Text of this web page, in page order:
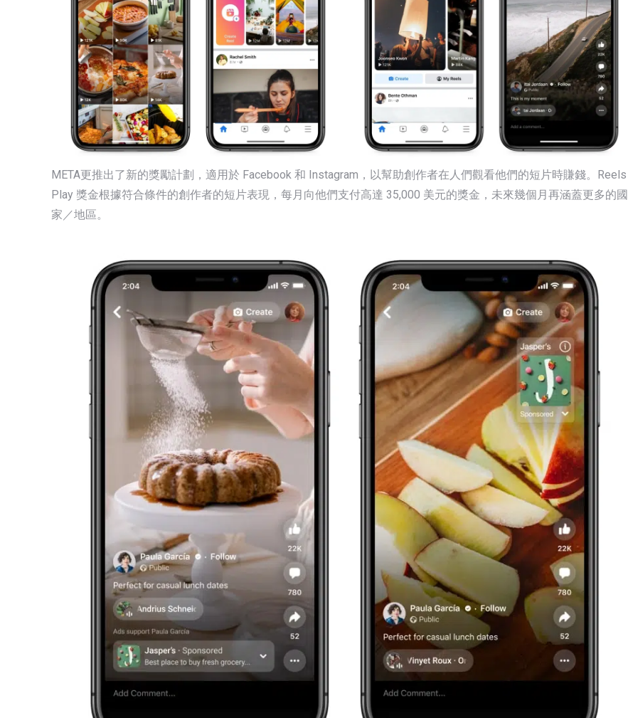
META更推出了新的獎勵計劃，適用於 Facebook 和 Instagram，以幫助創作者在人們觀看他們的短片時賺錢。Reels
Play 獎金根據符合條件的創作者的短片表現，每月向他們支付高達 35,000 美元的獎金，未來幾個月再涵蓋更多的國
家／地區。